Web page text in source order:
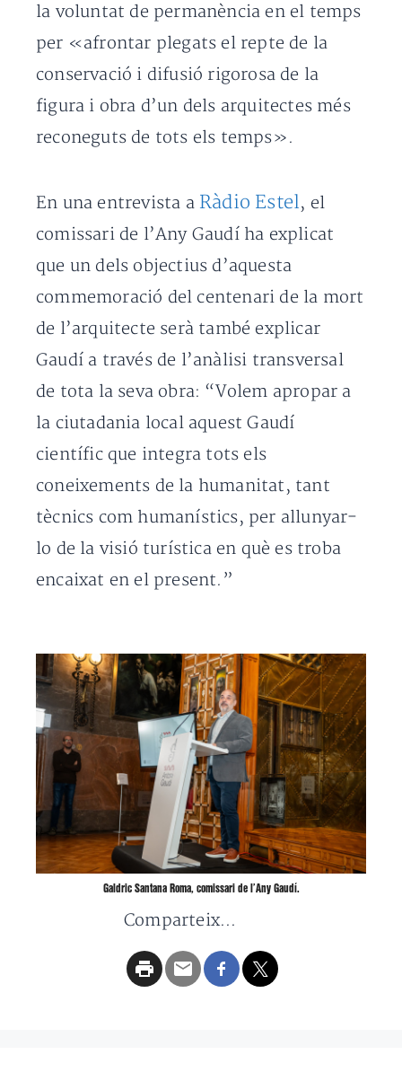
la voluntat de permanència en el temps
per «afrontar plegats el repte de la
conservació i difusió rigorosa de la
figura i obra d’un dels arquitectes més
reconeguts de tots els temps».
En una entrevista a Ràdio Estel, el
comissari de l’Any Gaudí ha explicat
que un dels objectius d’aquesta
commemoració del centenari de la mort
de l’arquitecte serà també explicar
Gaudí a través de l’anàlisi transversal
de tota la seva obra: “Volem apropar a
la ciutadania local aquest Gaudí
científic que integra tots els
coneixements de la humanitat, tant
tècnics com humanístics, per allunyar-
lo de la visió turística en què es troba
encaixat en el present.”
Galdric Santana Roma, comissari de l’Any Gaudí.
Comparteix...